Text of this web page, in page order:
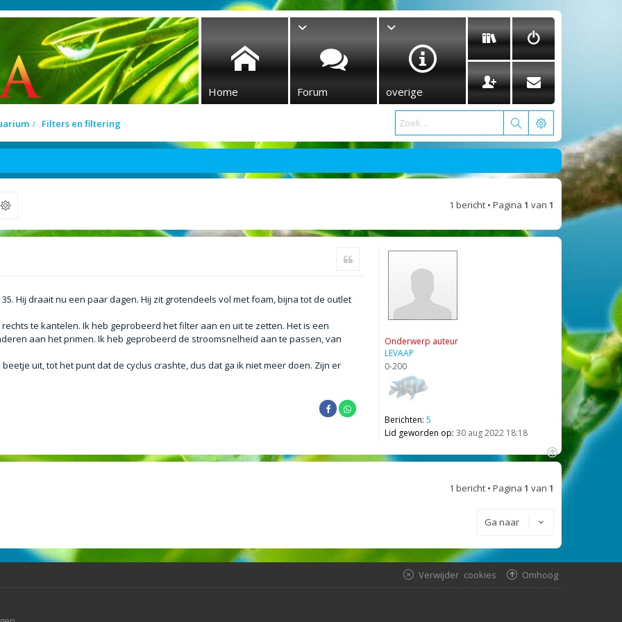
Home Forum overige
Filters en filtering
1 bericht • Pagina 1 van 1
Onderwerp auteur
LEVAAP
0-200
Berichten: 5
Lid geworden op: 30 aug 2022 18:18
Hij draait nu een paar dagen. Hij zit grotendeels vol met foam, bijna tot de outlet
te kantelen. Ik heb geprobeerd het filter aan en uit te zetten. Het is een
aan het primen. Ik heb geprobeerd de stroomsnelheid aan te passen, van
uit, tot het punt dat de cyclus crashte, dus dat ga ik niet meer doen. Zijn er
O
m
1 bericht • Pagina 1 van 1
Ga naar
Omhoog
Verwijder cookies